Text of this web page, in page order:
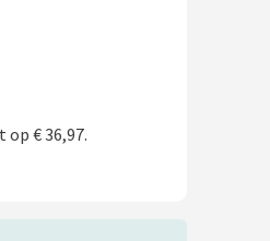
€ 36,97.